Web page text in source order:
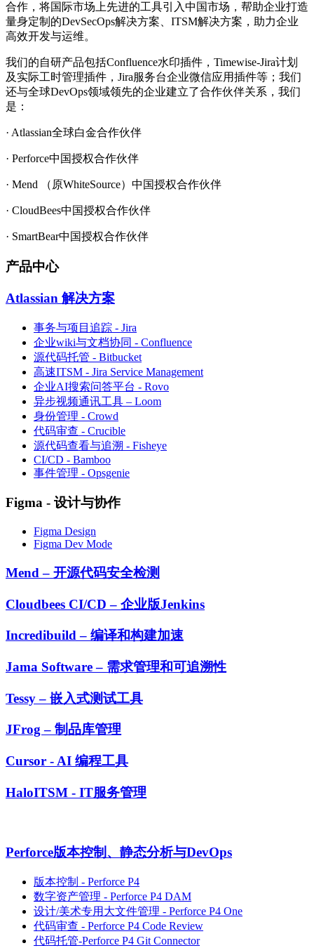
合作，将国际市场上先进的工具引入中国市场，帮助企业打造
量身定制的DevSecOps解决方案、ITSM解决方案，助力企业
高效开发与运维。
我们的自研产品包括Confluence水印插件，Timewise-Jira计划
及实际工时管理插件，Jira服务台企业微信应用插件等；我们
还与全球DevOps领域领先的企业建立了合作伙伴关系，我们
是：
· Atlassian全球白金合作伙伴
· Perforce中国授权合作伙伴
· Mend （原WhiteSource）中国授权合作伙伴
· CloudBees中国授权合作伙伴
· SmartBear中国授权合作伙伴
产品中心
Atlassian 解决方案
事务与项目追踪 - Jira
企业wiki与文档协同 - Confluence
源代码托管 - Bitbucket
高速ITSM - Jira Service Management
企业AI搜索问答平台 - Rovo
异步视频通讯工具 – Loom
身份管理 - Crowd
代码审查 - Crucible
源代码查看与追溯 - Fisheye
CI/CD - Bamboo
事件管理 - Opsgenie
Figma - 设计与协作
Figma Design
Figma Dev Mode
Mend – 开源代码安全检测
Cloudbees CI/CD – 企业版Jenkins
Incredibuild – 编译和构建加速
Jama Software – 需求管理和可追溯性
Tessy – 嵌入式测试工具
JFrog – 制品库管理
Cursor - AI 编程工具
HaloITSM - IT服务管理
Perforce版本控制、静态分析与DevOps
版本控制 - Perforce P4
数字资产管理 - Perforce P4 DAM
设计/美术专用大文件管理 - Perforce P4 One
代码审查 - Perforce P4 Code Review
代码托管-Perforce P4 Git Connector